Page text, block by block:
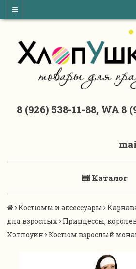
8 (926) 538-11-88, WA 8
Каталог
Костюмы и аксессуары
для взрослых
Принцессы,
Хэллоуин
Костюм взрослый